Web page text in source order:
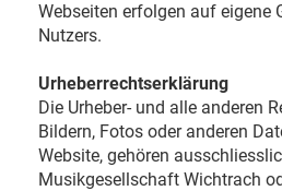
Webseiten erfolgen auf eigene
Nutzers.
Urheberrechtserklärung
Die Urheber- und alle anderen
Bildern, Fotos oder anderen
Website, gehören
Musikgesellschaft Wichtrach